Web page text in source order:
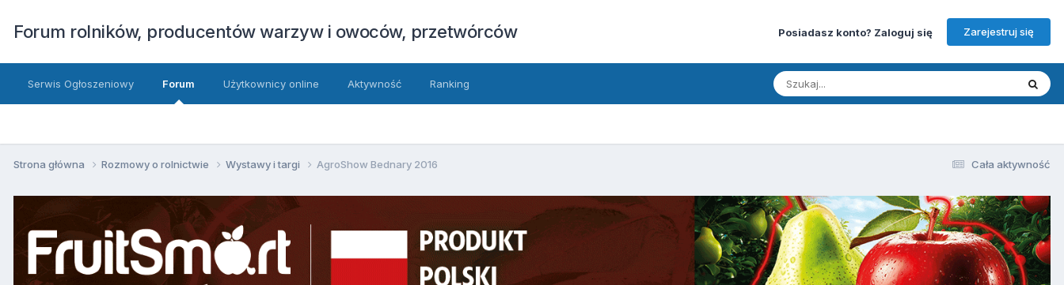
Forum rolników, producentów warzyw i owoców, przetwórców Posiadasz konto? Zaloguj się Zarejestruj się
Serwis Ogłoszeniowy Forum Użytkownicy online Aktywność Ranking
Cała aktywność
Strona główna Rozmowy o rolnictwie Wystawy i targi AgroShow Bednary 2016